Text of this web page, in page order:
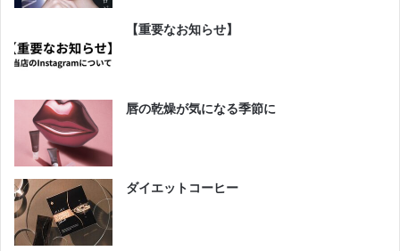
【重要なお知らせ】
唇の乾燥が気になる季節に
ダイエットコーヒー